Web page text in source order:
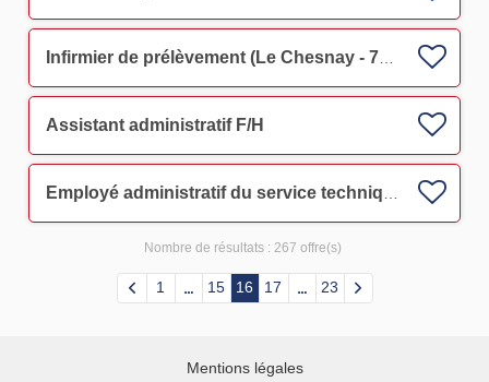
Assistant administratif F/H
Nombre de résultats : 267 offre(s)
1 15 16 17 23
Mentions légales